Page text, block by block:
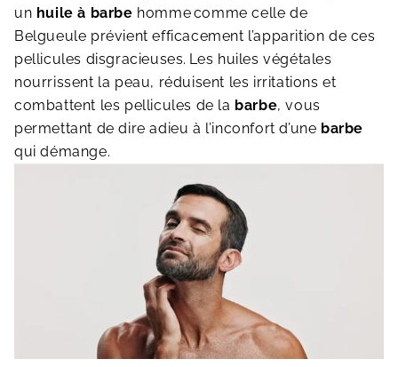
un huile à barbe hommecomme celle de
Belgueule prévient efficacement l’apparition de ces
pellicules disgracieuses. Les huiles végétales
nourrissent la peau, réduisent les irritations et
combattent les pellicules de la barbe, vous
permettant de dire adieu à l’inconfort d’une barbe
qui démange.